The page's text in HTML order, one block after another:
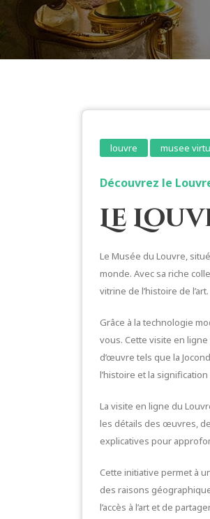
louvre musee
Découvrez le
Le
Le Musée du Louvre,
monde. Avec sa riche
vitrine de l’histoire de l’art.
Grâce à la technologie
vous. Cette visite en
d’œuvre tels que la
l’histoire et la
La visite en ligne du
les détails des œuvres,
explicatives pour
Cette initiative permet à
des raisons
l’accès à l’art et de